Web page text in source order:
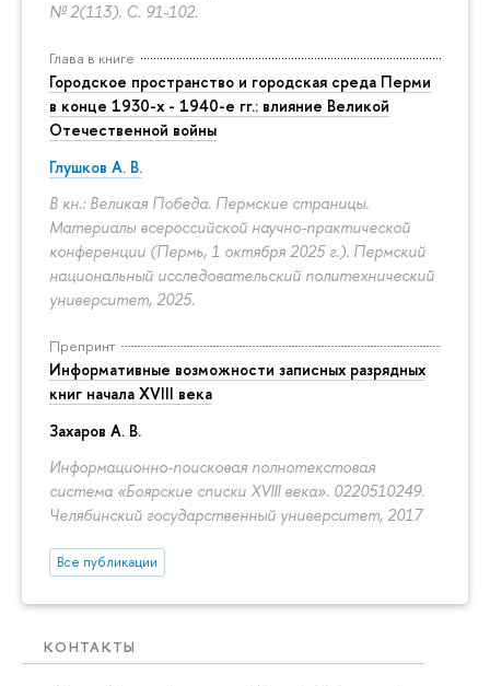
№ 2(113). С. 91-102.
Глава в книге
Городское пространство и городская среда Перми
в конце 1930-х - 1940-е гг.: влияние Великой
Отечественной войны
Глушков А. В.
В кн.: Великая Победа. Пермские страницы.
Материалы всероссийской научно-практической
конференции (Пермь, 1 октября 2025 г.). Пермский
национальный исследовательский политехнический
университет, 2025.
Препринт
Информативные возможности записных разрядных
книг начала XVIII века
Захаров А. В.
Информационно-поисковая полнотекстовая
система «Боярские списки XVIII века». 0220510249.
Челябинский государственный университет, 2017
Все публикации
КОНТАКТЫ